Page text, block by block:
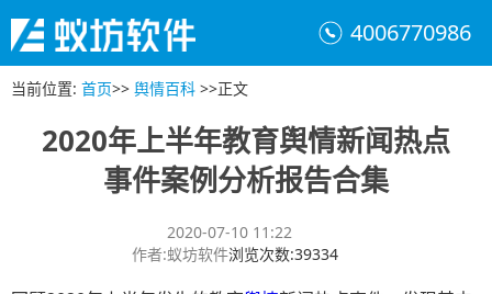
4006770986
当前位置: 首页>> 舆情百科 >>正文
2020年上半年教育舆情新闻热点
事件案例分析报告合集
2020-07-10 11:22
作者:蚁坊软件浏览次数:39334